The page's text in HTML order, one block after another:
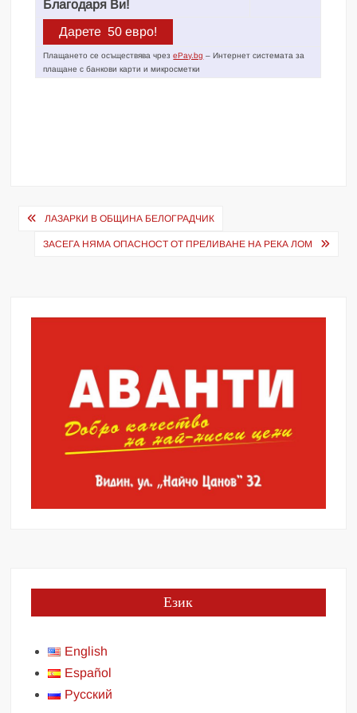
Благодаря Ви!
Плащането се осъществява чрезePay.bg – Интернет системата за
плащане с банкови карти и микросметки
Навигация
ЛАЗАРКИ В ОБЩИНА БЕЛОГРАДЧИК
ЗАСЕГА НЯМА ОПАСНОСТ ОТ ПРЕЛИВАНЕ НА РЕКА ЛОМ
Език
English
Español
Русский